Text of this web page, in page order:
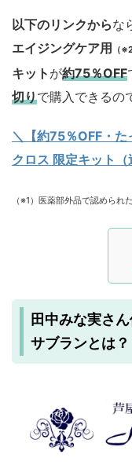
以下のリンクからな
エイジングケア用 （
キット が約75％OFF
切りで購入できるの
＼【約75％OFF・
クロス 限定キット
（※1）医薬部外品で認めら
田中みな実さ
サブランとは？